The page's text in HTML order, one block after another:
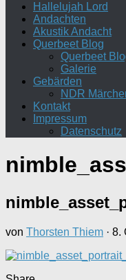
Hallelujah Lord
Andachten
Akustik Andacht
Querbeet Blog
Querbeet
Galerie
Gebärden
NDR
Kontakt
Impressum
Datenschutz
von Thorsten Thiem · 8.